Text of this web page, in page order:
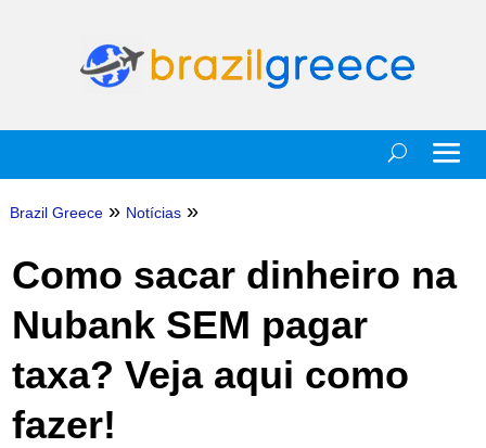
Brazil Greece » Notícias »
Como sacar dinheiro na
Nubank SEM pagar
taxa? Veja aqui como
fazer!